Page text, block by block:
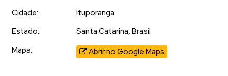
Cidade:
Ituporanga
Estado:
Santa Catarina, Brasil
Mapa:
Abrir no Google Maps